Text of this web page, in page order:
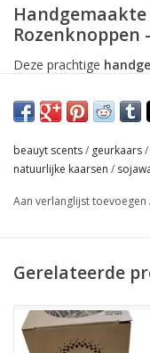
Deze prachtige
geurige fragrance oil
en geur in elke ruimte.
maar langdurig
roze
Ø 9 cm x H 5 cm
beauyt scents/ geurkaars/
natuurlijke kaarsen /
Aan verlanglijst toevoegen
Gerelateerde